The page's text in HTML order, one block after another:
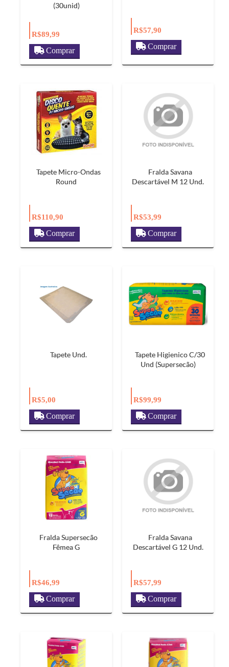
(30unid)
R$89,99
Comprar
R$57,90
Comprar
Tapete Micro-Ondas
Round
R$110,90
Comprar
Fralda Savana
Descartável M 12 Und.
R$53,99
Comprar
Tapete Und.
R$5,00
Comprar
Tapete Higienico C/30
Und (Supersecão)
R$99,99
Comprar
Fralda Supersecão
Fêmea G
R$46,99
Comprar
Fralda Savana
Descartável G 12 Und.
R$57,99
Comprar